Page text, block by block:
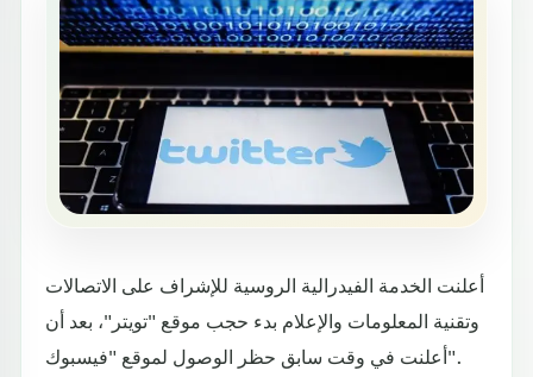
أعلنت الخدمة الفيدرالية الروسية للإشراف على الاتصالات
وتقنية المعلومات والإعلام بدء حجب موقع "تويتر"، بعد أن
أعلنت في وقت سابق حظر الوصول لموقع "فيسبوك".